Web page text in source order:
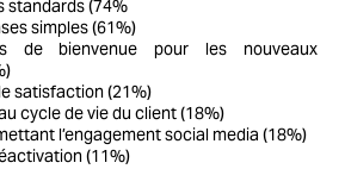
standards (74%
simples (61%)
de bienvenue pour les nouveaux
satisfaction (21%)
cycle de vie du client (18%)
l’engagement social media (18%)
(11%)